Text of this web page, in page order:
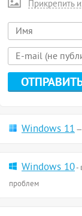
Прикрепить
Windows 11
Windows 10-
проблем